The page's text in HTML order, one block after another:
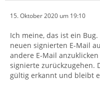
15. Oktober 2020 um 19:10
Ich meine, das ist ein
neuen signierten E-Mail
andere E-Mail
signierte zurückzugehen.
gültig erkannt und bleibt